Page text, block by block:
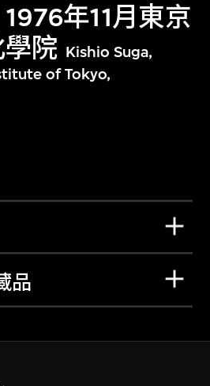
年11月東京
院 Kishio Suga,
of Tokyo,
品